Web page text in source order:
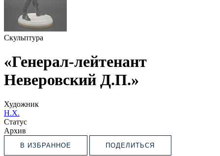
Скульптура
«Генерал-лейтенант
Неверовский Д.П.»
Художник
Н.Х.
Статус
Архив
В ИЗБРАННОЕ ПОДЕЛИТЬСЯ